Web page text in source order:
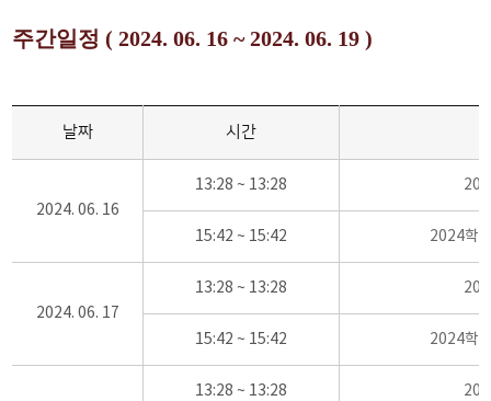
주간일정 ( 2024. 06. 16 ~ 2024. 06. 19 )
날짜 시간
2024. 06. 16
13:28 ~ 13:28
15:42 ~ 15:42 2024학
2024. 06. 17
13:28 ~ 13:28
15:42 ~ 15:42 2024학
13:28 ~ 13:28